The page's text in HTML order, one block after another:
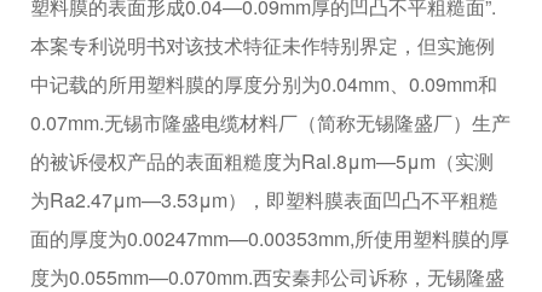
塑料膜的表面形成0.04—0.09mm厚的凹凸不平粗糙面”.
本案专利说明书对该技术特征未作特别界定，但实施例
中记载的所用塑料膜的厚度分别为0.04mm、0.09mm和
0.07mm.无锡市隆盛电缆材料厂（简称无锡隆盛厂）生产
的被诉侵权产品的表面粗糙度为Ral.8μm—5μm（实测
为Ra2.47μm—3.53μm），即塑料膜表面凹凸不平粗糙
面的厚度为0.00247mm—0.00353mm,所使用塑料膜的厚
度为0.055mm—0.070mm.西安秦邦公司诉称，无锡隆盛